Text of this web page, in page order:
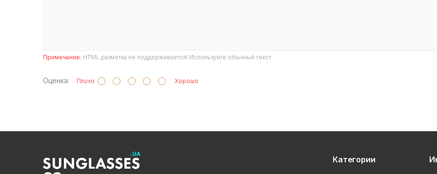
Примечание: HTML разметка не поддерживается! Используйте обычный текст.
Оценка: Плохо Хорошо
Категории